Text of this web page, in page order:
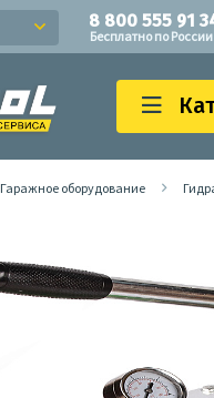
8 800 555 91
Бесплатно по России
Гаражное оборудование